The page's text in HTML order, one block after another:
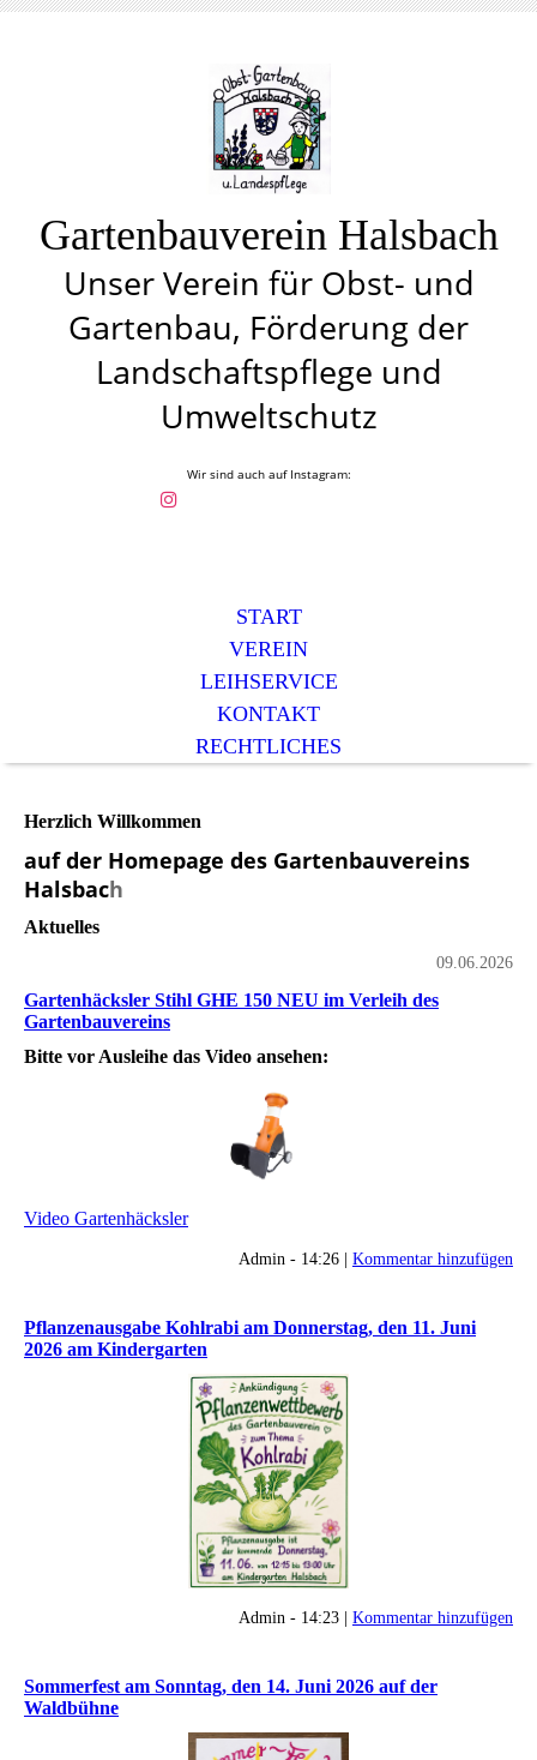
Gartenbauverein Halsbach
Unser Verein für Obst- und
Gartenbau, Förderung der
Landschaftspflege und
Umweltschutz
Wir sind auch auf Instagram:
START
VEREIN
LEIHSERVICE
KONTAKT
RECHTLICHES
Herzlich Willkommen
auf der Homepage des Gartenbauvereins
Halsbach
Aktuelles
09.06.2026
Gartenhäcksler Stihl GHE 150 NEU im Verleih des
Gartenbauvereins
Bitte vor Ausleihe das Video ansehen:
Video Gartenhäcksler
Admin - 14:26 | Kommentar hinzufügen
Pflanzenausgabe Kohlrabi am Donnerstag, den 11. Juni
2026 am Kindergarten
Admin - 14:23 | Kommentar hinzufügen
Sommerfest am Sonntag, den 14. Juni 2026 auf der
Waldbühne